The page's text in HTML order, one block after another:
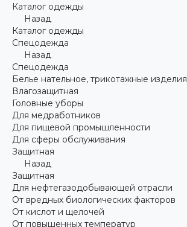
Каталог одежды
Назад
Каталог одежды
Спецодежда
Назад
Спецодежда
Белье нательное, трикотажные изделия
Влагозащитная
Головные уборы
Для медработников
Для пищевой промышленности
Для сферы обслуживания
Защитная
Назад
Защитная
Для нефтегазодобывающей отрасли
От вредных биологических факторов
От кислот и щелочей
От повышенных температур